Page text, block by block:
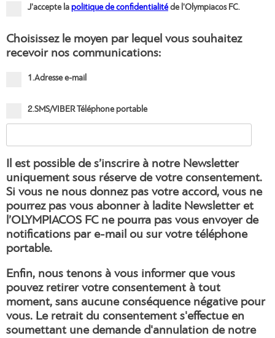
J'accepte la politique de confidentialitéde l'Olympiacos FC.
Choisissez le moyen par lequel vous souhaitez
recevoir nos communications:
1.Adresse e-mail
2.SMS/VIBER Téléphone portable
Il est possible de s’inscrire à notre Newsletter
uniquement sous réserve de votre consentement.
Si vous ne nous donnez pas votre accord, vous ne
pourrez pas vous abonner à ladite Newsletter et
l’OLYMPIACOS FC ne pourra pas vous envoyer de
notifications par e-mail ou sur votre téléphone
portable.
Enfin, nous tenons à vous informer que vous
pouvez retirer votre consentement à tout
moment, sans aucune conséquence négative pour
vous. Le retrait du consentement s'effectue en
soumettant une demande d'annulation de notre